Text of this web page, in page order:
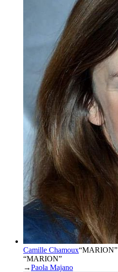
Camille Chamoux“MARION”
“MARION”
→Paola Majano